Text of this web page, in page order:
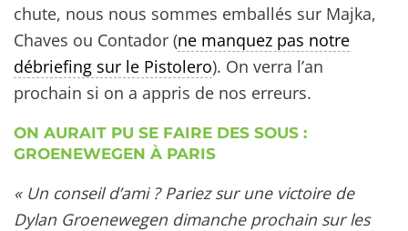
chute, nous nous sommes emballés sur Majka,
Chaves ou Contador (ne manquez pas notre
débriefing sur le Pistolero). On verra l’an
prochain si on a appris de nos erreurs.
ON AURAIT PU SE FAIRE DES SOUS :
GROENEWEGEN À PARIS
« Un conseil d’ami ? Pariez sur une victoire de
Dylan Groenewegen dimanche prochain sur les